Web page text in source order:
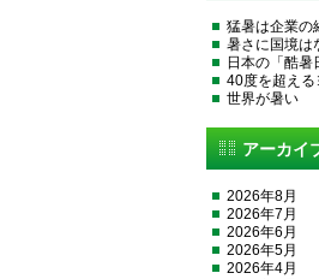
猛暑は企業の
暑さに国境は
日本の「酷暑
40度を超え
世界が暑い
アーカイ
2026年8月
2026年7月
2026年6月
2026年5月
2026年4月